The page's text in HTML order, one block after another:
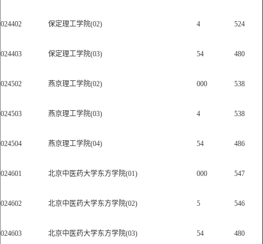
024402 保定理工学院(02) 4 524
024403 保定理工学院(03) 54 480
024502 燕京理工学院(02) 000 538
024503 燕京理工学院(03) 4 538
024504 燕京理工学院(04) 54 486
024601 北京中医药大学东方学院(01) 000 547
024602 北京中医药大学东方学院(02) 5 546
024603 北京中医药大学东方学院(03) 54 480